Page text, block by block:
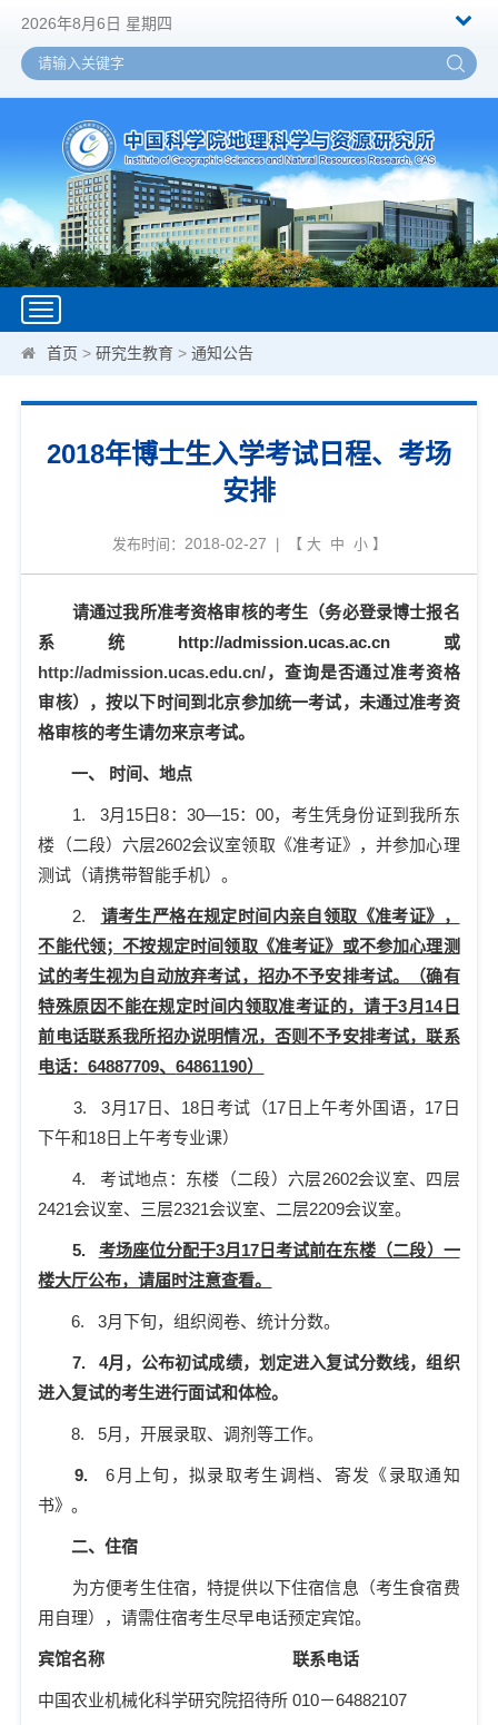
2026年8月6日 星期四
Toggle
navigation
首页 >研究生教育 >通知公告
2018年博士生入学考试日程、考场
安排
发布时间： 2018-02-27 | 【 大 中 小】
请通过我所准考资格审核的考生（务必登录博士报名
系统 http://admission.ucas.ac.cn或
http://admission.ucas.edu.cn/，查询是否通过准考资格
审核），按以下时间到北京参加统一考试，未通过准考资
格审核的考生请勿来京考试。
一、 时间、地点
1. 3月 15日8： 30—15：00，考生凭身份证到我所东
楼（二段）六层2602会议室领取《准考证》，并参加心理
测试（请携带智能手机）。
2.
请考生严格在规定时间内亲自领取《准考证》，
不能代领；不按规定时间领取《准考证》或不参加心理测
试的考生视为自动放弃考试，招办不予安排考试。（确有
特殊原因不能在规定时间内领取准考证的，请于3月 14日
前电话联系我所招办说明情况，否则不予安排考试，联系
电话：64887709、64861190）
3. 3月 17 日、 18日考试（17 日上午考外国语， 17 日
下午和18日上午考专业课）
4. 考试地点：东楼（二段）六层2602会议室、四层
2421会议室、三层2321会议室、二层2209会议室。
5. 考场座位分配于3月 17 日考试前在东楼（二段）一
楼大厅公布，请届时注意查看。
6. 3月下旬，组织阅卷、统计分数。
7. 4月，公布初试成绩，划定进入复试分数线，组织
进入复试的考生进行面试和体检。
8. 5月，开展录取、调剂等工作。
9. 6 月上旬，拟录取考生调档、寄发《录取通知
书》。
二、住宿
为方便考生住宿，特提供以下住宿信息（考生食宿费
用自理），请需住宿考生尽早电话预定宾馆。
宾馆名称 联系电话
中国农业机械化科学研究院招待所 010－64882107